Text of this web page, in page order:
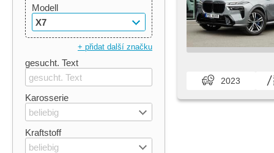
Modell
X7
+ přidat další značku
gesucht. Text
Karosserie
beliebig
Kraftstoff
beliebig
2023